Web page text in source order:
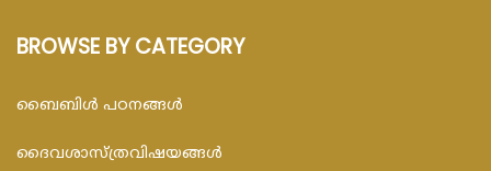
BROWSE BY CATEGORY
ബൈബിള്‍ പഠനങ്ങള്‍
ദൈവശാസ്ത്രവിഷയങ്ങള്‍